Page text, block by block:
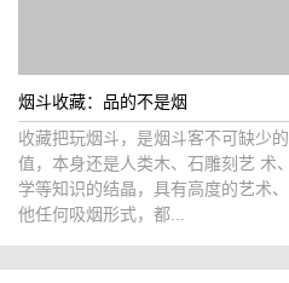
烟斗收藏：品的不是烟
收藏把玩烟斗，是烟斗客不可缺少
值，本身还是人类木、石雕刻艺 术
学等知识的结晶，具有高度的艺术
他任何吸烟形式，都...